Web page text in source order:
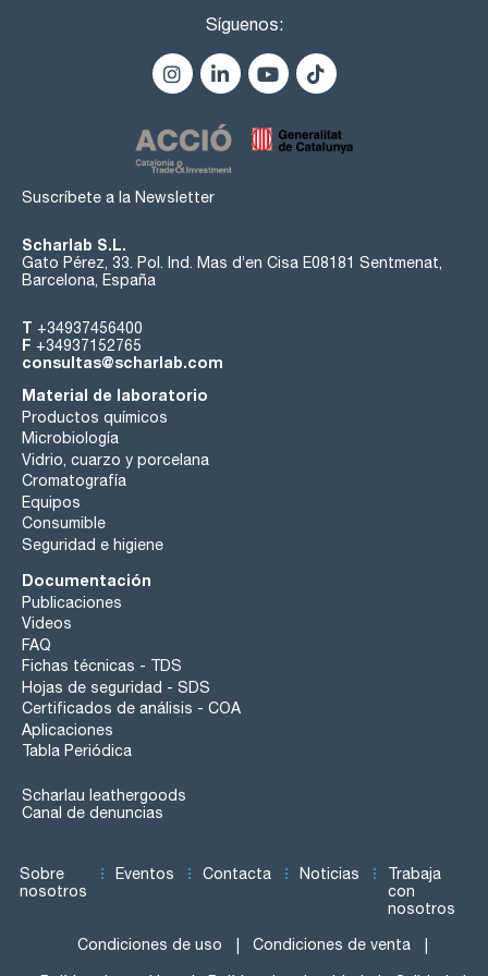
Síguenos:
Suscríbete a la Newsletter
Scharlab S.L.
Gato Pérez, 33. Pol. Ind. Mas d’en Cisa E08181 Sentmenat,
Barcelona, España
T +34937456400
F +34937152765
consultas@scharlab.com
Material de laboratorio
Productos químicos
Microbiología
Vidrio, cuarzo y porcelana
Cromatografía
Equipos
Consumible
Seguridad e higiene
Documentación
Publicaciones
Videos
FAQ
Fichas técnicas - TDS
Hojas de seguridad - SDS
Certificados de análisis - COA
Aplicaciones
Tabla Periódica
Scharlau leathergoods
Canal de denuncias
Sobre
nosotros
Eventos Contacta Noticias
Trabaja
con
nosotros
Condiciones de uso Condiciones de venta